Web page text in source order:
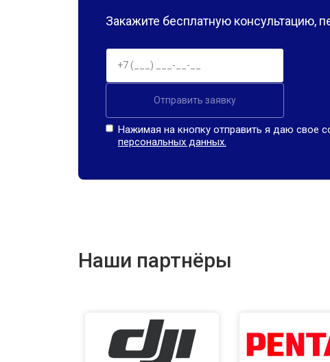
Закажите бесплатную консультацию,
Отправить заявку
Нажимая на кнопку отправить я даю свое
персональных данных.
Наши партнёры